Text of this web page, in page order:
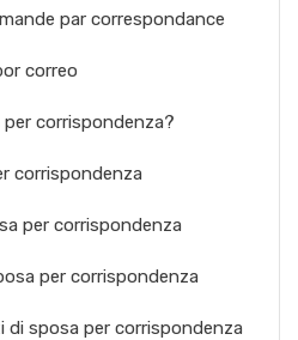
par correspondance
correo
corrispondenza?
corrispondenza
per corrispondenza
per corrispondenza
sposa per corrispondenza